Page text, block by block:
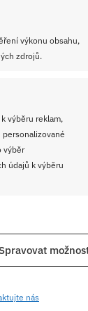
výkonu obsahu,
zdrojů.
výběru reklam,
výběr
údajů k výběru
na
nás